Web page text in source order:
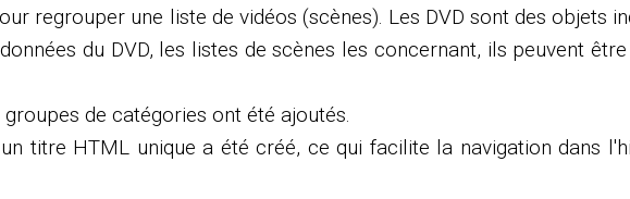
regrouper une liste de vidéos (scènes). Les DVD sont des objets
du DVD, les listes de scènes les concernant, ils peuvent
de catégories ont été ajoutés.
titre HTML unique a été créé, ce qui facilite la navigation dans